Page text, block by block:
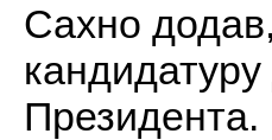
Сахно
кандидатуру
Президента.